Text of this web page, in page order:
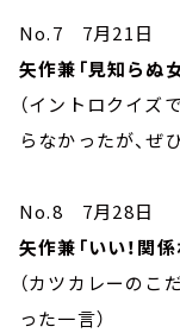
No.7 7月21日
矢作兼「見知らぬ女
（イントロクイズ
らなかったが、ぜ
No.8 7月28日
矢作兼「いい！関
（カツカレーのこ
った一言）